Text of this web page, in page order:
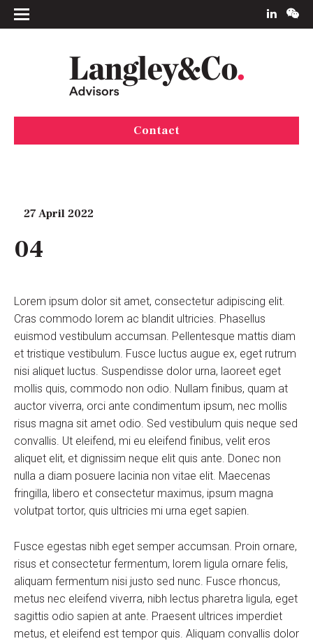
Contact
27 April 2022
04
Lorem ipsum dolor sit amet, consectetur adipiscing elit.
Cras commodo lorem ac blandit ultricies. Phasellus
euismod vestibulum accumsan. Pellentesque mattis diam
et tristique vestibulum. Fusce luctus augue ex, eget rutrum
nisi aliquet luctus. Suspendisse dolor urna, laoreet eget
mollis quis, commodo non odio. Nullam finibus, quam at
auctor viverra, orci ante condimentum ipsum, nec mollis
risus magna sit amet odio. Sed vestibulum quis neque sed
convallis. Ut eleifend, mi eu eleifend finibus, velit eros
aliquet elit, et dignissim neque elit quis ante. Donec non
nulla a diam posuere lacinia non vitae elit. Maecenas
fringilla, libero et consectetur maximus, ipsum magna
volutpat tortor, quis ultricies mi urna eget sapien.
Fusce egestas nibh eget semper accumsan. Proin ornare,
risus et consectetur fermentum, lorem ligula ornare felis,
aliquam fermentum nisi justo sed nunc. Fusce rhoncus,
metus nec eleifend viverra, nibh lectus pharetra ligula, eget
sagittis odio sapien at ante. Praesent ultrices imperdiet
metus, et eleifend est tempor quis. Aliquam convallis dolor